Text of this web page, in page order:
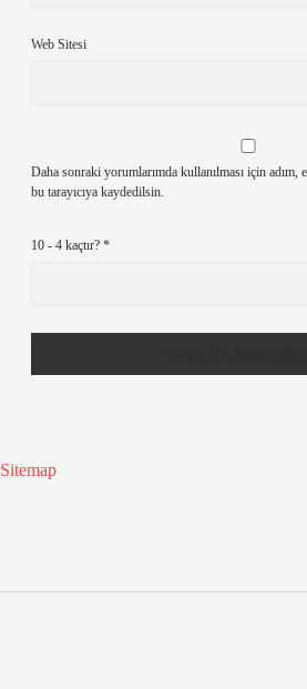
Web Sitesi
Daha sonraki yorumlarımda kullanılması için adım,
bu tarayıcıya kaydedilsin.
10 - 4 kaçtır? *
Sitemap